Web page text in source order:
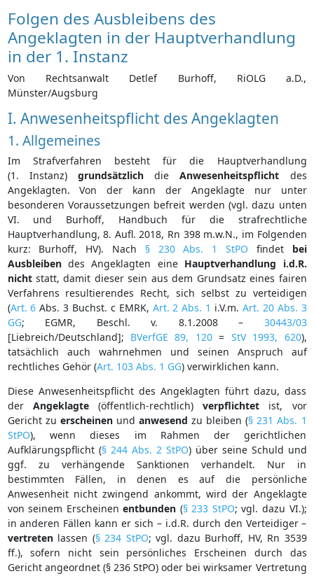
Folgen des Ausbleibens des
Angeklagten in der Hauptverhandlung
in der 1. Instanz
Von Rechtsanwalt Detlef Burhoff, RiOLG a.D.,
Münster/Augsburg
I. Anwesenheitspflicht des Angeklagten
1. Allgemeines
Im Strafverfahren besteht für die Hauptverhandlung
(1. Instanz) grundsätzlichdieAnwesenheitspflicht des
Angeklagten. Von der kann der Angeklagte nur unter
besonderen Voraussetzungen befreit werden (vgl. dazu unten
VI. und Burhoff, Handbuch für die strafrechtliche
Hauptverhandlung, 8. Aufl. 2018, Rn 398 m.w.N., im Folgenden
kurz: Burhoff, HV). Nach § 230 Abs. 1 StPO findet bei
Ausbleibendes Angeklagten eine Hauptverhandlung
i.d.R.
nichtstatt, damit dieser sein aus dem Grundsatz eines fairen
Verfahrens resultierendes Recht, sich selbst zu verteidigen
(Art. 6 Abs. 3 Buchst. c EMRK, Art. 2 Abs. 1 i.V.m. Art. 20 Abs. 3
GG; EGMR, Beschl. v. 8.1.2008 – 30443/03
[Liebreich/Deutschland]; BVerfGE 89, 120= StV 1993, 620),
tatsächlich auch wahrnehmen und seinen Anspruch auf
rechtliches Gehör (Art. 103 Abs. 1 GG) verwirklichen kann.
Diese Anwesenheitspflicht des Angeklagten führt dazu, dass
der Angeklagte(öffentlich-rechtlich)verpflichtet ist, vor
Gericht zu erscheinenund anwesend zu bleiben (§ 231 Abs. 1
StPO), wenn dieses im Rahmen der gerichtlichen
Aufklärungspflicht (§ 244 Abs. 2 StPO) über seine Schuld und
ggf. zu verhängende Sanktionen verhandelt. Nur in
bestimmten Fällen, in denen es auf die persönliche
Anwesenheit nicht zwingend ankommt, wird der Angeklagte
von seinem Erscheinenentbunden (§ 233 StPO; vgl. dazu VI.);
in anderen Fällen kann er sich – i.d.R. durch den Verteidiger –
vertretenlassen (§ 234 StPO; vgl. dazu Burhoff, HV, Rn 3539
ff.), sofern nicht sein persönliches Erscheinen durch das
Gericht angeordnet (§ 236 StPO) oder bei wirksamer Vertretung